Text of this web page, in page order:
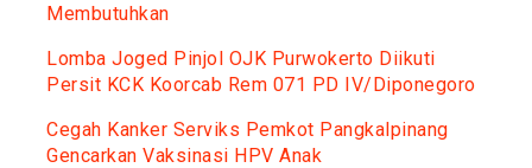
Membutuhkan
Lomba Joged Pinjol OJK Purwokerto Diikuti
Persit KCK Koorcab Rem 071 PD IV/Diponegoro
Cegah Kanker Serviks Pemkot Pangkalpinang
Gencarkan Vaksinasi HPV Anak